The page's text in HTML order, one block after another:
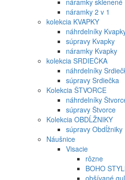
náramky sklenené
náramky 2 v 1
kolekcia KVAPKY
náhrdelníky
súpravy Kvapky
náramky Kvapky
kolekcia SRDIEČKA
náhrdelníky
súpravy Srdiečka
Kolekcia ŠTVORCE
náhrdelníky
súpravy Štvorce
Kolekcia OBDĹŽNIKY
súpravy Obdĺžniky
Náušnice
Visacie
rôzne
BOHO